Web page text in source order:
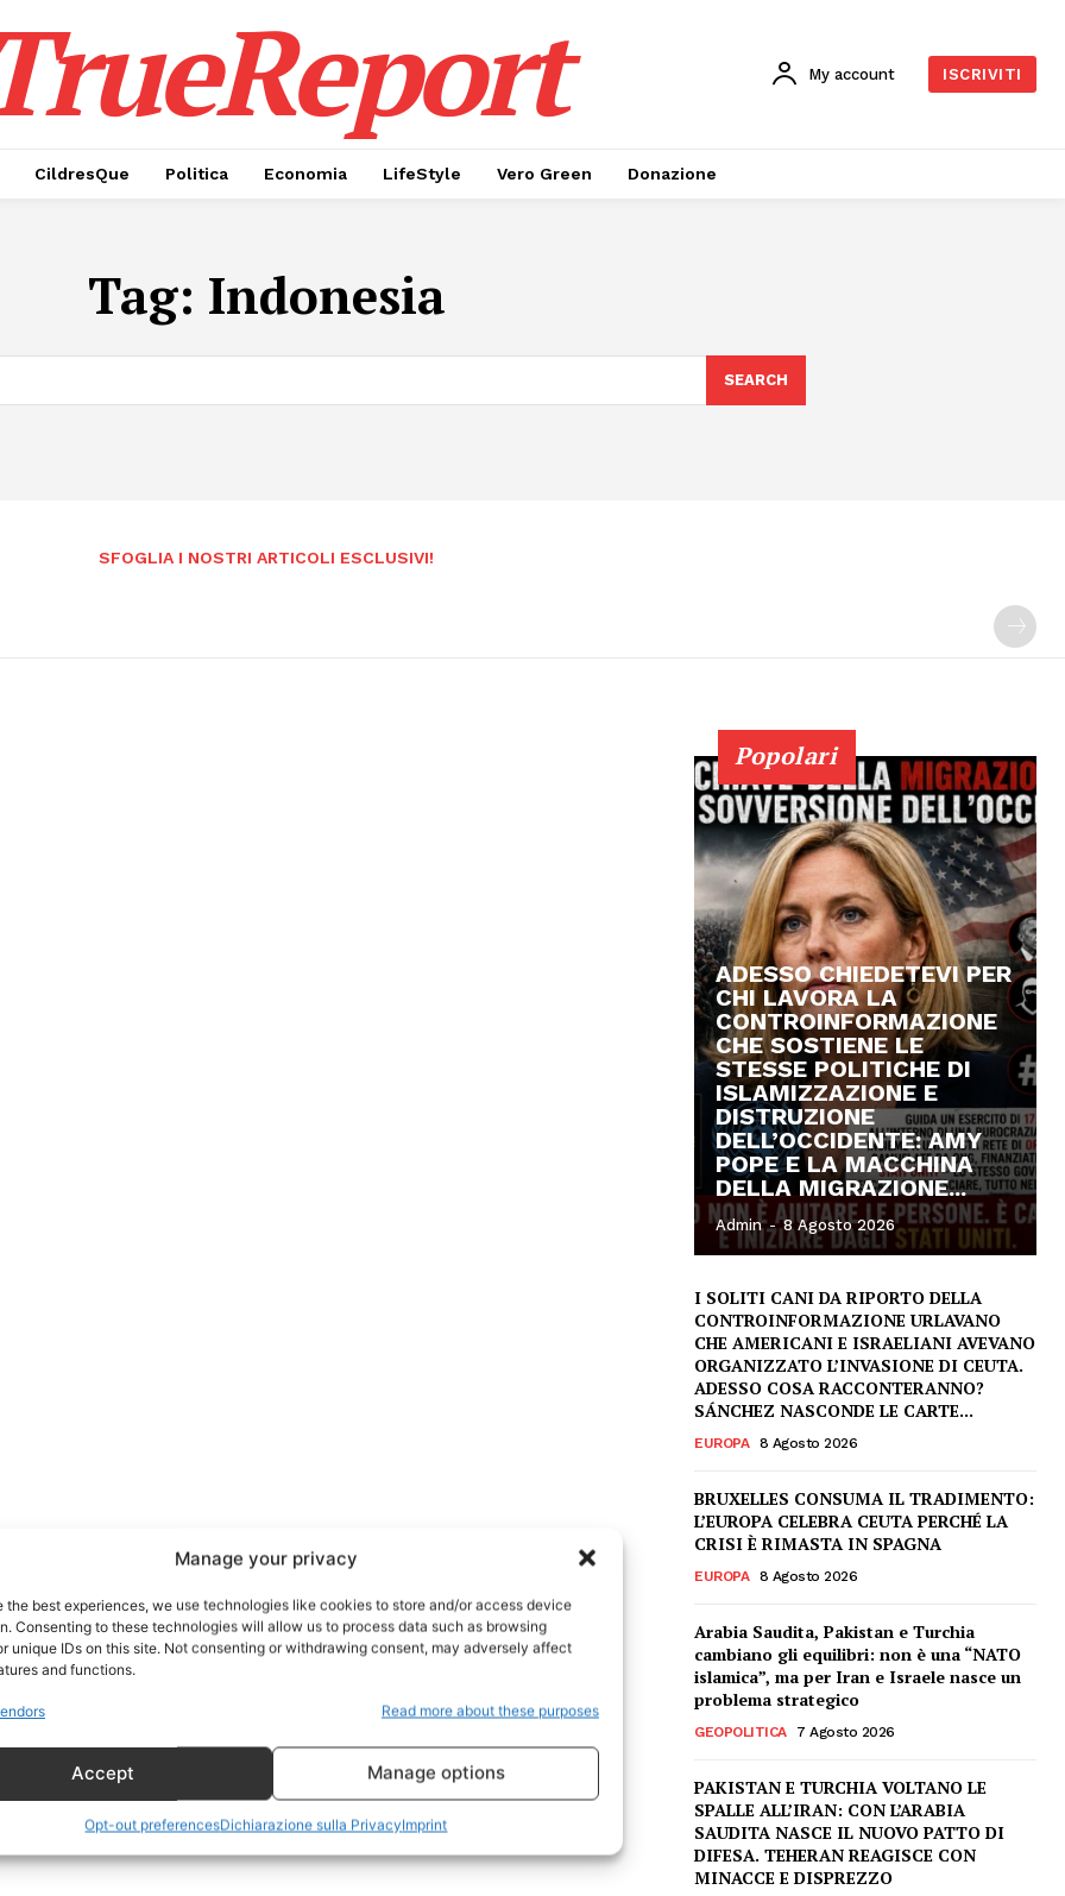
Manage your privacy
the best experiences, we use technologies like cookies to store and/or access device
Consenting to these technologies will allow us to process data such as browsing
unique IDs on this site. Not consenting or withdrawing consent, may adversely affect
and functions.
Read more about these purposes
Accept Manage options
Opt-out preferencesDichiarazione sulla PrivacyImprint
Geopolitica
My account ISCRIVITI
CildresQue Politica Economia LifeStyle Vero Green Donazione
Tag: Indonesia
SEARCH
SFOGLIA I NOSTRI ARTICOLI ESCLUSIVI!
Popolari
ADESSO CHIEDETEVI PER
CHI LAVORA LA
CONTROINFORMAZIONE
CHE SOSTIENE LE
STESSE POLITICHE DI
ISLAMIZZAZIONE E
DISTRUZIONE
DELL’OCCIDENTE: AMY
POPE E LA MACCHINA
DELLA MIGRAZIONE...
Admin - 8 Agosto 2026
I SOLITI CANI DA RIPORTO DELLA
CONTROINFORMAZIONE URLAVANO
CHE AMERICANI E ISRAELIANI AVEVANO
ORGANIZZATO L’INVASIONE DI CEUTA.
ADESSO COSA RACCONTERANNO?
SÁNCHEZ NASCONDE LE CARTE...
EUROPA 8 Agosto 2026
BRUXELLES CONSUMA IL TRADIMENTO:
L’EUROPA CELEBRA CEUTA PERCHÉ LA
CRISI È RIMASTA IN SPAGNA
EUROPA 8 Agosto 2026
Arabia Saudita, Pakistan e Turchia
cambiano gli equilibri: non è una “NATO
islamica”, ma per Iran e Israele nasce un
problema strategico
GEOPOLITICA 7 Agosto 2026
PAKISTAN E TURCHIA VOLTANO LE
SPALLE ALL’IRAN: CON L’ARABIA
SAUDITA NASCE IL NUOVO PATTO DI
DIFESA. TEHERAN REAGISCE CON
MINACCE E DISPREZZO